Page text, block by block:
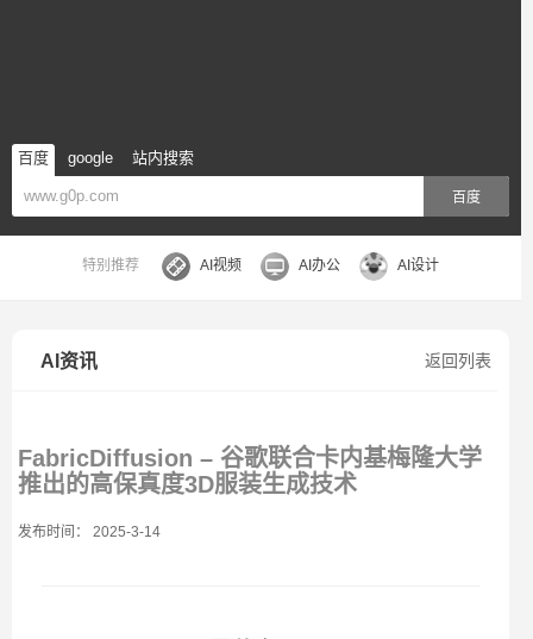
百度 google 站内搜索
百度
特别推荐 AI视频 AI办公 AI设计
返回列表
AI资讯
FabricDiffusion – 谷歌联合卡内基梅隆大学
推出的高保真度3D服装生成技术
发布时间： 2025-3-14